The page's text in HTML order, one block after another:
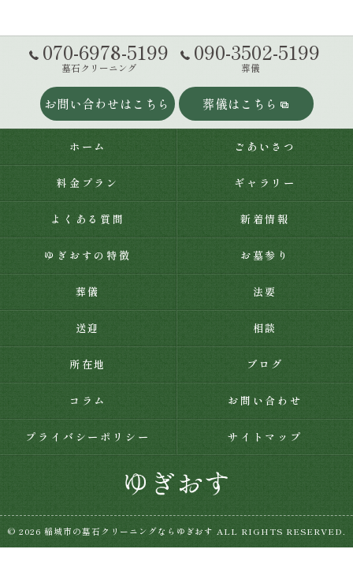
070-6978-5199
墓石クリーニング
090-3502-5199
葬儀
お問い合わせはこちら 葬儀はこちら
ホーム ごあいさつ
料金プラン ギャラリー
よくある質問 新着情報
ゆぎおすの特徴 お墓参り
葬儀 法要
送迎 相談
所在地 ブログ
コラム お問い合わせ
プライバシーポリシー サイトマップ
© 2026 稲城市の墓石クリーニングならゆぎおす ALL RIGHTS RESERVED.